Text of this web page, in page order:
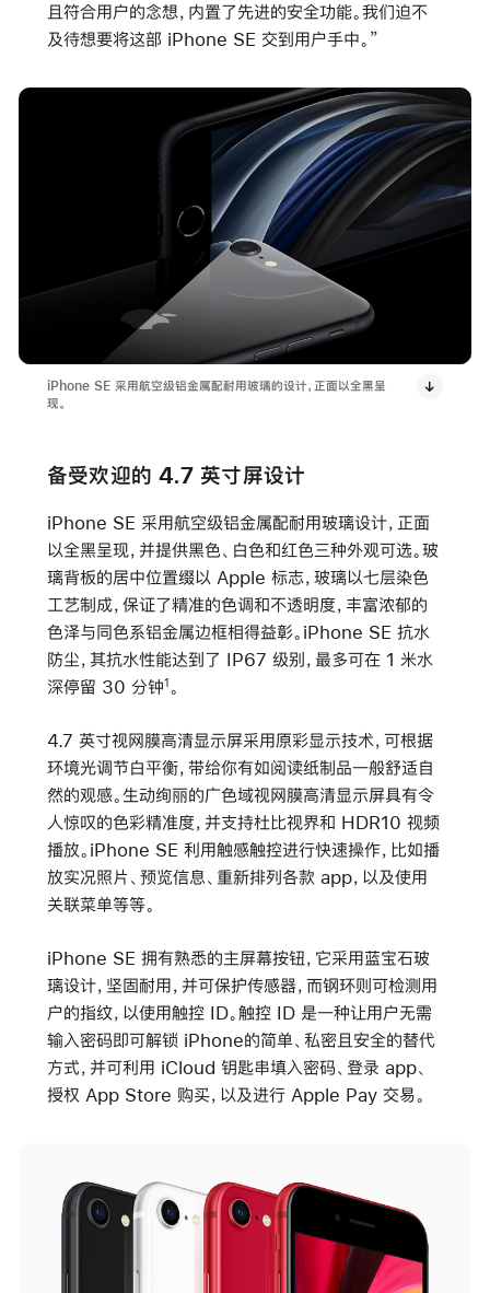
且符合用户的念想，内置了先进的安全功能。我们迫不
及待想要将这部 iPhone SE 交到用户手中。”
iPhone SE 采用航空级铝金属配耐用玻璃的设计，正面以全黑呈
现。
备受欢迎的 4.7 英寸屏设计
iPhone SE 采用航空级铝金属配耐用玻璃设计，正面
以全黑呈现，并提供黑色、白色和红色三种外观可选。玻
璃背板的居中位置缀以 Apple 标志，玻璃以七层染色
工艺制成，保证了精准的色调和不透明度，丰富浓郁的
色泽与同色系铝金属边框相得益彰。iPhone SE 抗水
防尘，其抗水性能达到了 IP67 级别，最多可在 1 米水
深停留 30 分钟1 。
4.7 英寸视网膜高清显示屏采用原彩显示技术，可根据
环境光调节白平衡，带给你有如阅读纸制品一般舒适自
然的观感。生动绚丽的广色域视网膜高清显示屏具有令
人惊叹的色彩精准度，并支持杜比视界和 HDR10 视频
播放。iPhone SE 利用触感触控进行快速操作，比如播
放实况照片、预览信息、重新排列各款 app，以及使用
关联菜单等等。
iPhone SE 拥有熟悉的主屏幕按钮，它采用蓝宝石玻
璃设计，坚固耐用，并可保护传感器，而钢环则可检测用
户的指纹，以使用触控 ID。触控 ID 是一种让用户无需
输入密码即可解锁 iPhone的简单、私密且安全的替代
方式，并可利用 iCloud 钥匙串填入密码、登录 app、
授权 App Store 购买，以及进行 Apple Pay 交易。